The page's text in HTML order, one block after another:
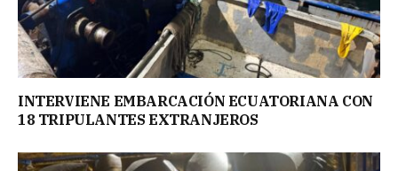
INTERVIENE EMBARCACIÓN ECUATORIANA CON
18 TRIPULANTES EXTRANJEROS